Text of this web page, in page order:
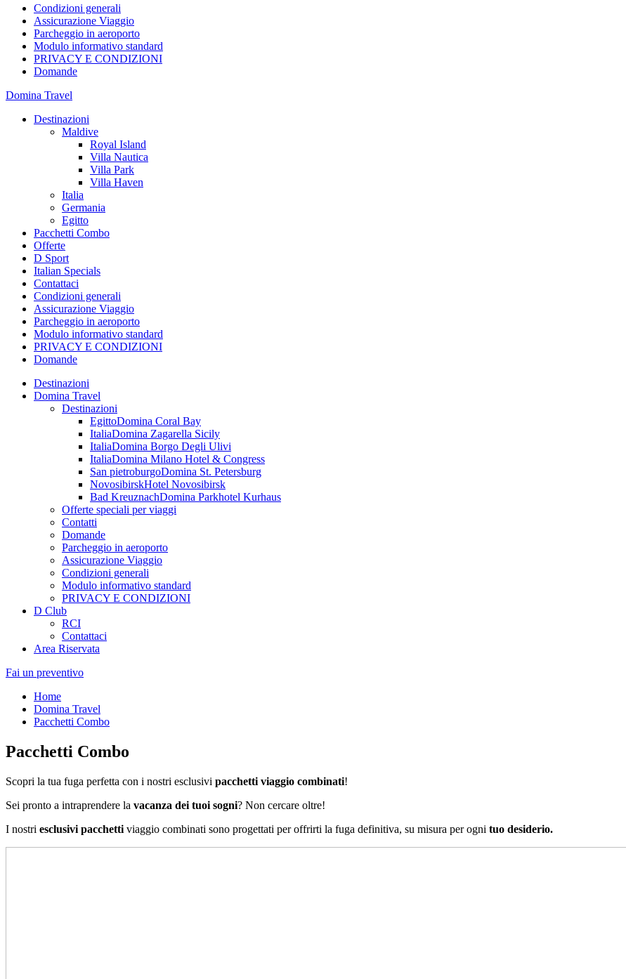
Condizioni generali
Assicurazione Viaggio
Parcheggio in aeroporto
Modulo informativo standard
PRIVACY E CONDIZIONI
Domande
Domina Travel
Destinazioni
Maldive
Royal Island
Villa Nautica
Villa Park
Villa Haven
Italia
Germania
Egitto
Pacchetti Combo
Offerte
D Sport
Italian Specials
Contattaci
Condizioni generali
Assicurazione Viaggio
Parcheggio in aeroporto
Modulo informativo standard
PRIVACY E CONDIZIONI
Domande
Destinazioni
Domina Travel
Destinazioni
EgittoDomina Coral Bay
ItaliaDomina Zagarella Sicily
ItaliaDomina Borgo Degli Ulivi
ItaliaDomina Milano Hotel & Congress
San pietroburgoDomina St. Petersburg
NovosibirskHotel Novosibirsk
Bad KreuznachDomina Parkhotel Kurhaus
Offerte speciali per viaggi
Contatti
Domande
Parcheggio in aeroporto
Assicurazione Viaggio
Condizioni generali
Modulo informativo standard
PRIVACY E CONDIZIONI
D Club
RCI
Contattaci
Area Riservata
Fai un preventivo
Home
Domina Travel
Pacchetti Combo
Pacchetti Combo
Scopri la tua fuga perfetta con i nostri esclusivi pacchetti viaggio combinati!
Sei pronto a intraprendere la vacanza dei tuoi sogni? Non cercare oltre!
I nostri esclusivi pacchetti viaggio combinati sono progettati per offrirti la fuga definitiva, su misura per ogni tuo desiderio.